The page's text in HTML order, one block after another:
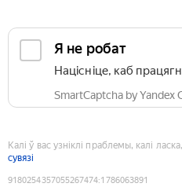
Я не робат
Націсніце, каб
SmartCaptcha by Yandex
Калі ў вас узніклі праблемы, калі
сувязі
9180254357055267474:1786063891